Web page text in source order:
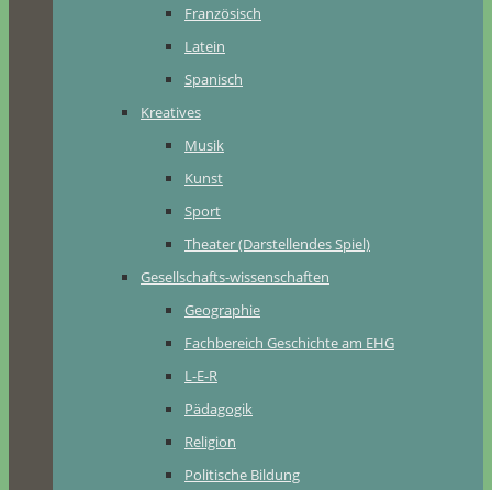
Französisch
Latein
Spanisch
Kreatives
Musik
Kunst
Sport
Theater (Darstellendes Spiel)
Gesellschafts-wissenschaften
Geographie
Fachbereich Geschichte am EHG
L-E-R
Pädagogik
Religion
Politische Bildung